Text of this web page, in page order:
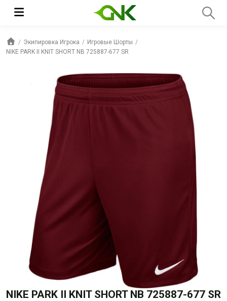
Экипировка Игрока
Игровые Шорты
NIKE PARK II KNIT SHORT NB 725887-677 SR
NIKE PARK II KNIT SHORT NB 725887-677 SR